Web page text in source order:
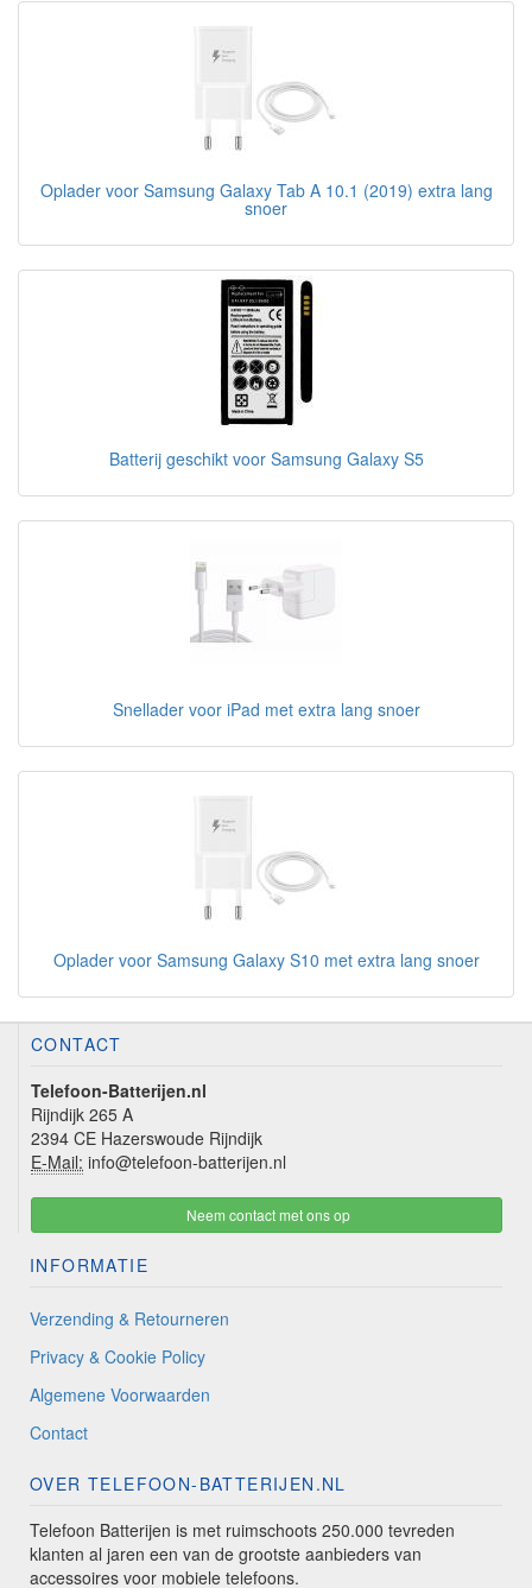
Oplader voor Samsung Galaxy Tab A 10.1 (2019) extra lang
snoer
Batterij geschikt voor Samsung Galaxy S5
Snellader voor iPad met extra lang snoer
Oplader voor Samsung Galaxy S10 met extra lang snoer
CONTACT
Telefoon-Batterijen.nl
Rijndijk 265 A
2394 CE Hazerswoude Rijndijk
E-Mail: info@telefoon-batterijen.nl
Neem contact met ons op
INFORMATIE
Verzending & Retourneren
Privacy & Cookie Policy
Algemene Voorwaarden
Contact
OVER TELEFOON-BATTERIJEN.NL
Telefoon Batterijen is met ruimschoots 250.000 tevreden
klanten al jaren een van de grootste aanbieders van
accessoires voor mobiele telefoons.